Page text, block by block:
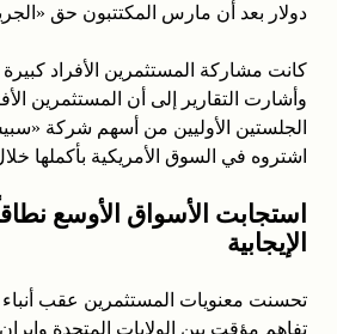
دولار بعد أن مارس المكتتبون حق
كانت مشاركة المستثمرين الأفراد
وأشارت التقارير إلى أن المستثمرين
الجلستين الأوليين من أسهم شركة
اشتروه في السوق الأمريكية بأكملها
استجابت الأسواق الأوسع
الإيجابية
تحسنت معنويات المستثمرين عقب
تفاهم مؤقت بين الولايات المتحدة